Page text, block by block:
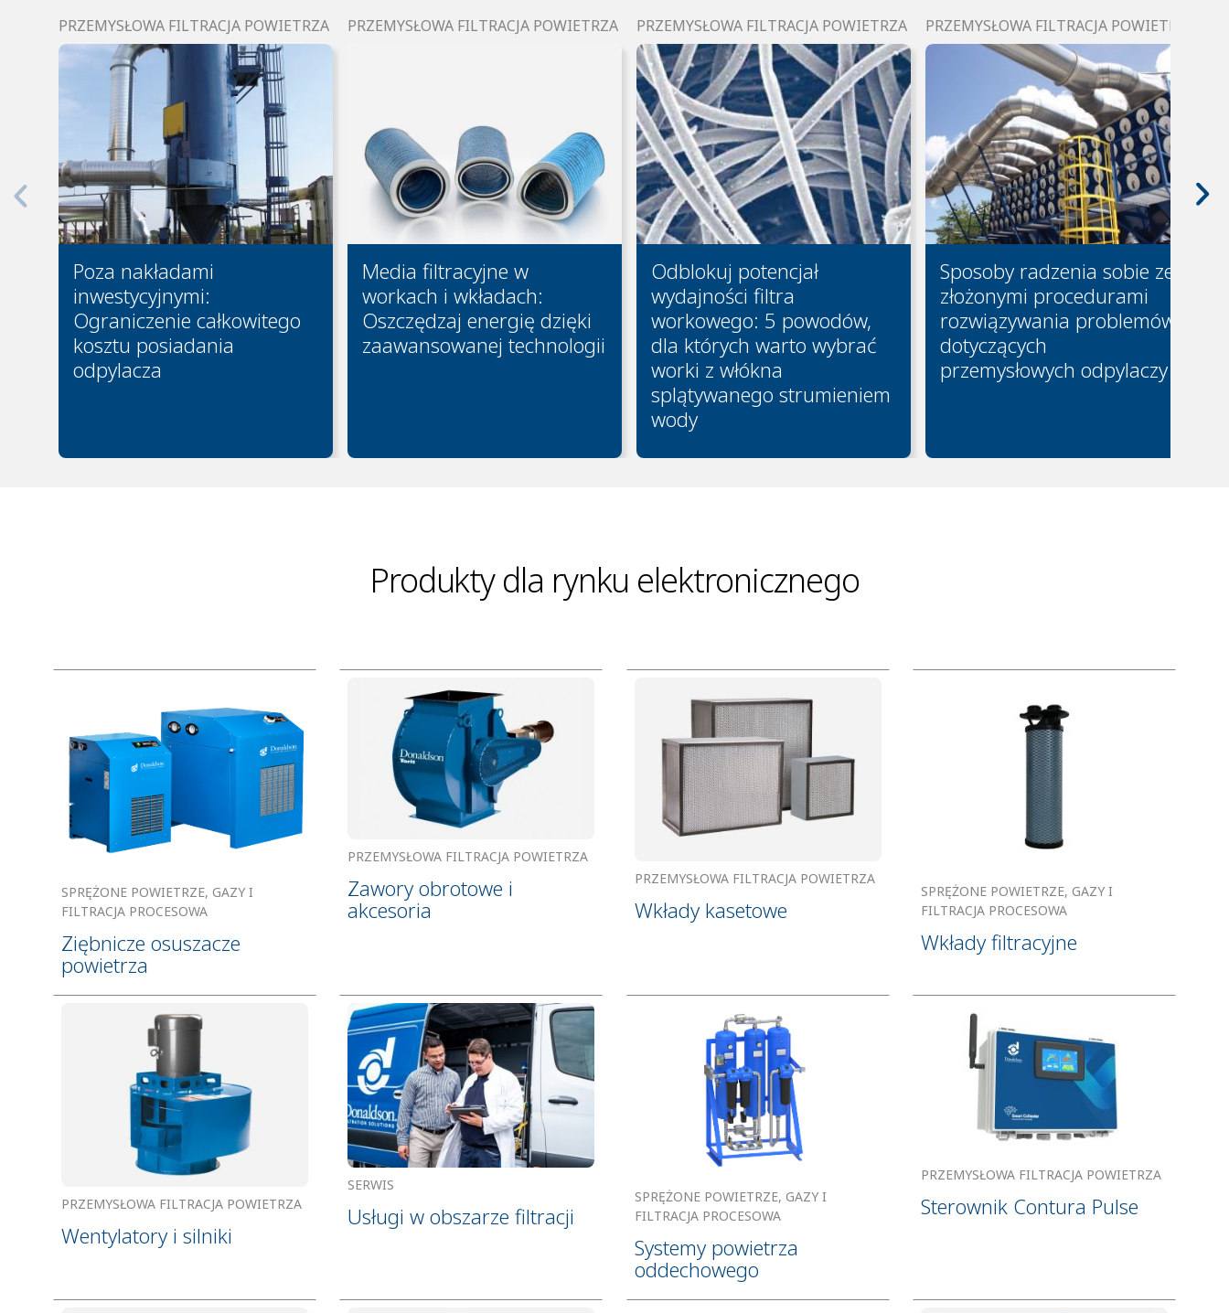
PRZEMYSŁOWA FILTRACJA POWIETRZA
Poza nakładami
inwestycyjnymi:
Ograniczenie całkowitego
kosztu posiadania
odpylacza
PRZEMYSŁOWA FILTRACJA POWIETRZA
Media filtracyjne w
workach i wkładach:
Oszczędzaj energię dzięki
zaawansowanej technologii
PRZEMYSŁOWA FILTRACJA POWIETRZA
Odblokuj potencjał
wydajności filtra
workowego: 5 powodów,
dla których warto wybrać
worki z włókna
splątywanego strumieniem
wody
PRZEMYSŁOWA FILTRACJA POWIETRZA
Sposoby radzenia sobie ze
złożonymi procedurami
rozwiązywania problemów
dotyczących
przemysłowych odpylaczy
Produkty dla rynku elektronicznego
SPRĘŻONE POWIETRZE, GAZY I
FILTRACJA PROCESOWA
Ziębnicze osuszacze
powietrza
PRZEMYSŁOWA FILTRACJA POWIETRZA
Zawory obrotowe i
akcesoria
PRZEMYSŁOWA FILTRACJA POWIETRZA
Wkłady kasetowe
SPRĘŻONE POWIETRZE, GAZY I
FILTRACJA PROCESOWA
Wkłady filtracyjne
PRZEMYSŁOWA FILTRACJA POWIETRZA
Wentylatory i silniki
SERWIS
Usługi w obszarze filtracji
SPRĘŻONE POWIETRZE, GAZY I
FILTRACJA PROCESOWA
Systemy powietrza
oddechowego
PRZEMYSŁOWA FILTRACJA POWIETRZA
Sterownik Contura Pulse